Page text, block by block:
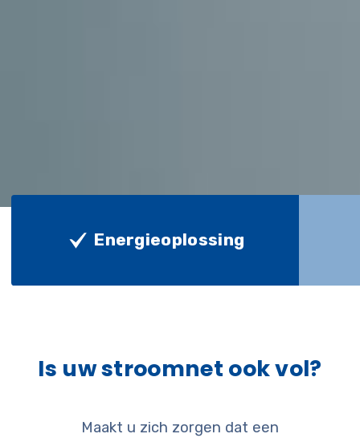
Energieoplossing
Is uw stroomnet ook vol?
Maakt u zich zorgen dat een